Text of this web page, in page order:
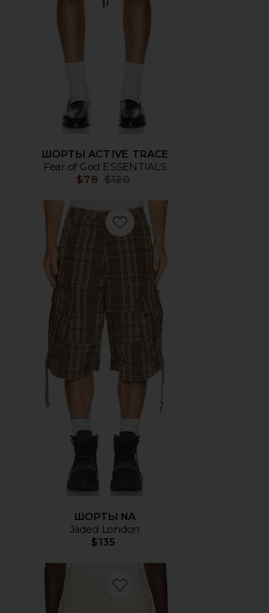
ШОРТЫ ACTIVE TRACE
Fear of God ESSENTIALS
$78 Previous price:
$120
Favorite ШОРТЫ NA
ШОРТЫ NA
Jaded London
$135
Favorite ШОРТЫ SATURDAY